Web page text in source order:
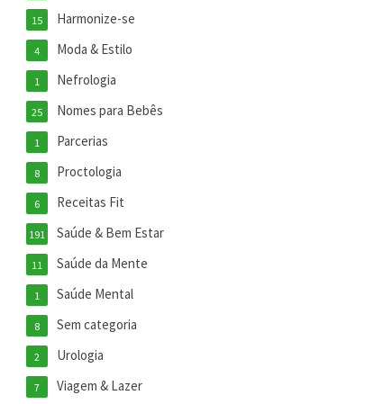
Harmonize-se
15
Moda & Estilo
4
Nefrologia
1
Nomes para Bebês
25
Parcerias
1
Proctologia
8
Receitas Fit
6
Saúde & Bem Estar
191
Saúde da Mente
11
Saúde Mental
1
Sem categoria
8
Urologia
2
Viagem & Lazer
7